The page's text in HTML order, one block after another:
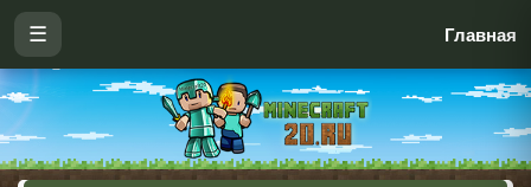
☰ Главная